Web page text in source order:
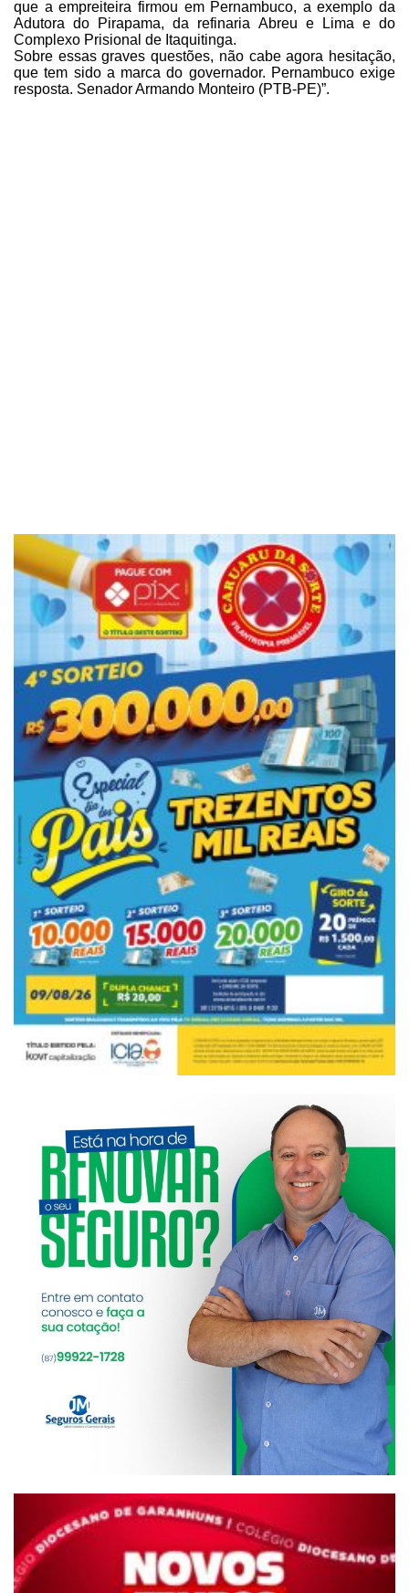
que a empreiteira firmou em Pernambuco, a exemplo da
Adutora do Pirapama, da refinaria Abreu e Lima e do
Complexo Prisional de Itaquitinga.
Sobre essas graves questões, não cabe agora hesitação,
que tem sido a marca do governador. Pernambuco exige
resposta. Senador Armando Monteiro (PTB-PE)”.